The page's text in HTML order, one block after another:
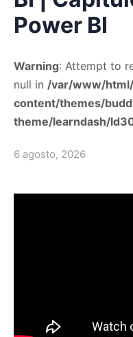
Power BI
Warning: Attempt to
null in /var/www/
content/themes/
theme/learndash/
6 agosto, 2026